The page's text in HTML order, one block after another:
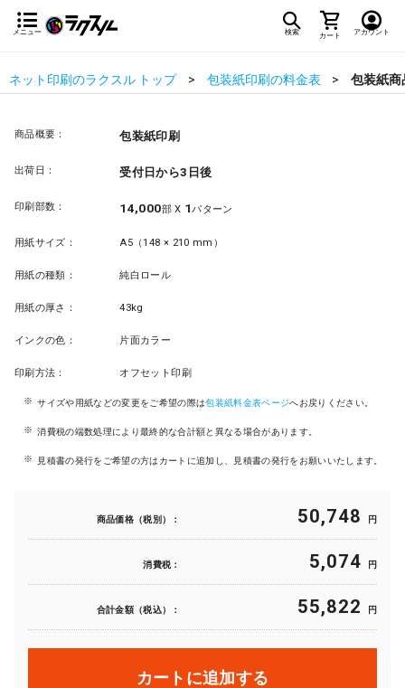
メニュー 検索 カート アカウント
ネット印刷のラクスル トップ 包装紙印刷の料金表 包装紙商
商品概要： 包装紙印刷
出荷日： 受付日から3日後
印刷部数： 14,000部 X 1パターン
用紙サイズ： A5（148 × 210 mm）
用紙の種類： 純白ロール
用紙の厚さ： 43kg
インクの色： 片面カラー
印刷方法： オフセット印刷
サイズや用紙などの変更をご希望の際は包装紙料金表ページへお戻りください。
消費税の端数処理により最終的な合計額と異なる場合があります。
見積書の発行をご希望の方はカートに追加し、見積書の発行をお願いいたします。
商品価格（税別）： 50,748 円
消費税： 5,074 円
合計金額（税込）： 55,822 円
カートに追加する